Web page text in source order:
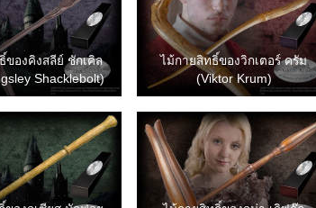
ของคิงสลีย์ ชักเคิล
Shacklebolt)
ไม้กายสิทธิ์ของวิกเตอร์ ครัม
(Viktor Krum)